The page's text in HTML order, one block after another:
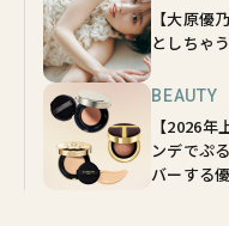
【大原優
としちゃ
BEAUTY
【2026
ンデでぷ
バーする